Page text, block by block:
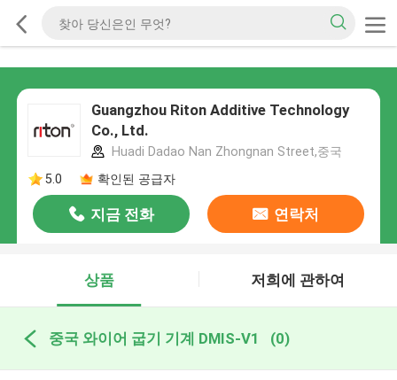
Guangzhou Riton Additive Technology
Co., Ltd.
Huadi Dadao Nan Zhongnan Street,중국
5.0
확인된 공급자
지금 전화 연락처
상품 저희에 관하여
중국 와이어 굽기 기계 DMIS-V1 (0)